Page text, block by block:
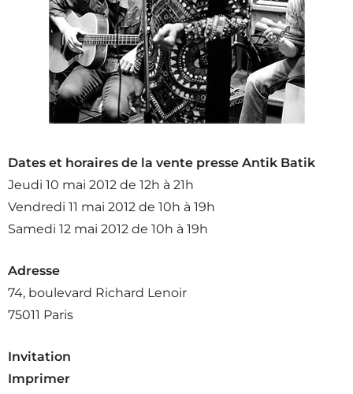
Dates et horaires de la vente presse Antik Batik
Jeudi 10 mai 2012 de 12h à 21h
Vendredi 11 mai 2012 de 10h à 19h
Samedi 12 mai 2012 de 10h à 19h
Adresse
74, boulevard Richard Lenoir
75011 Paris
Invitation
Imprimer